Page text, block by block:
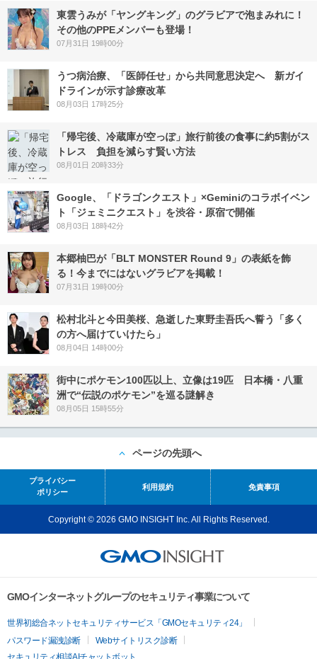
東雲うみが「ヤングキング」のグラビアで泡まみれに！
その他のPPEメンバーも登場！
07月31日 19時00分
うつ病治療、「医師任せ」から共同意思決定へ 新ガイ
ドラインが示す診療改革
08月03日 17時25分
「帰宅後、冷蔵庫が空っぽ」旅行前後の食事に約5割がス
トレス 負担を減らす賢い方法
08月01日 20時33分
Google、「ドラゴンクエスト」×Geminiのコラボイベン
ト「ジェミニクエスト」を渋谷・原宿で開催
08月03日 18時42分
本郷柚巴が「BLT MONSTER Round 9」の表紙を飾
る！今までにはないグラビアを掲載！
07月31日 19時00分
松村北斗と今田美桜、急逝した東野圭吾氏へ誓う「多く
の方へ届けていけたら」
08月04日 14時00分
街中にポケモン100匹以上、立像は19匹 日本橋・八重
洲で“伝説のポケモン”を巡る謎解き
08月05日 15時55分
ページの先頭へ
プライバシー
ポリシー
利用規約 免責事項
Copyright © 2026 GMO INSIGHT Inc. All Rights Reserved.
GMOインターネットグループのセキュリティ事業について
世界初総合ネットセキュリティサービス「GMOセキュリティ24」
パスワード漏洩診断
Webサイトリスク診断